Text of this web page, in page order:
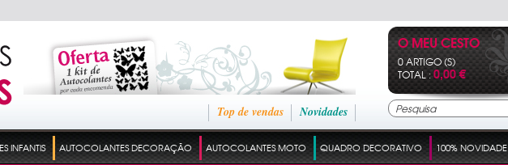
Novidades
Top de vendas
O MEU CESTO
0 ARTIGO (S)
TOTAL :0,00 €
INFANTIS AUTOCOLANTES DECORAÇÃO AUTOCOLANTES MOTO QUADRO DECORATIVO 100% NOVIDADE